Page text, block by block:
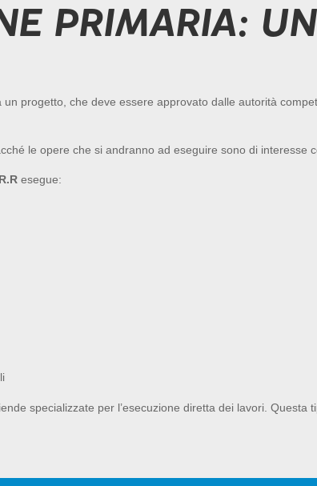
PRIMARIA:
progetto, che deve essere approvato dalle autorità
le opere che si andranno ad eseguire sono di interesse
R.R esegue:
specializzate per l’esecuzione diretta dei lavori. Questa